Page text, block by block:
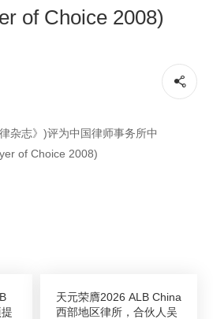
of Choice 2008)
杂志》)评为中国律师事务所中
of Choice 2008)
天元荣膺2026 ALB China
西部地区律所，合伙人吴